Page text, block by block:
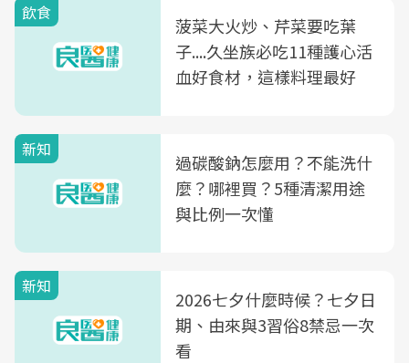
飲食
菠菜大火炒、芹菜要吃葉
子....久坐族必吃11種護心活
血好食材，這樣料理最好
新知
過碳酸鈉怎麼用？不能洗什
麼？哪裡買？5種清潔用途
與比例一次懂
新知
2026七夕什麼時候？七夕日
期、由來與3習俗8禁忌一次
看